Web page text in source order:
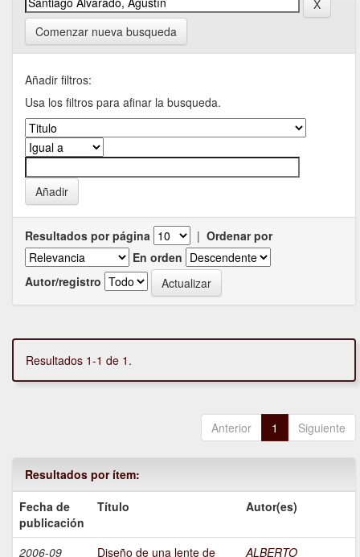
Comenzar nueva busqueda
Añadir filtros:
Usa los filtros para afinar la busqueda.
Resultados por página | Ordenar por
En orden
Autor/registro
Resultados 1-1 de 1.
Anterior 1 Siguiente
Resultados por ítem:
Fecha de
publicación
Título Autor(es)
2006-09
Diseño de una lente de
ALBERTO